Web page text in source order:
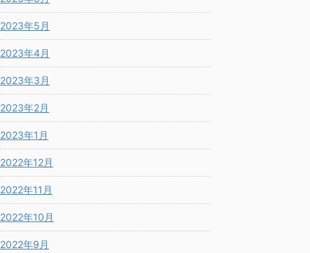
2023年5月
2023年4月
2023年3月
2023年2月
2023年1月
2022年12月
2022年11月
2022年10月
2022年9月